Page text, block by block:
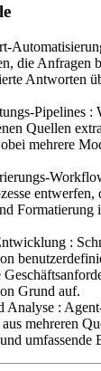
die Anfragen
Antworten
Pipelines :
Quellen
mehrere
entwerfen,
Formatierung
:
Grund auf.
Analyse :
mehreren
umfassende